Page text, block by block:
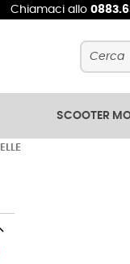
Chiamaci allo
Cerca
SCOOTER